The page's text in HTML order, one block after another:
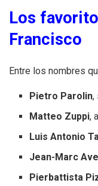
Los
Francisco
Entre los nombres
Pietro Parolin,
Matteo Zuppi,
Luis Antonio
Jean-Marc
Pierbattista